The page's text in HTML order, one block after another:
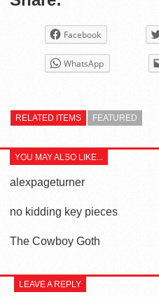
Facebook
WhatsApp
RELATED ITEMS FEATURED
YOU MAY ALSO LIKE...
alexpageturner
no kidding key pieces
The Cowboy Goth
LEAVE A REPLY